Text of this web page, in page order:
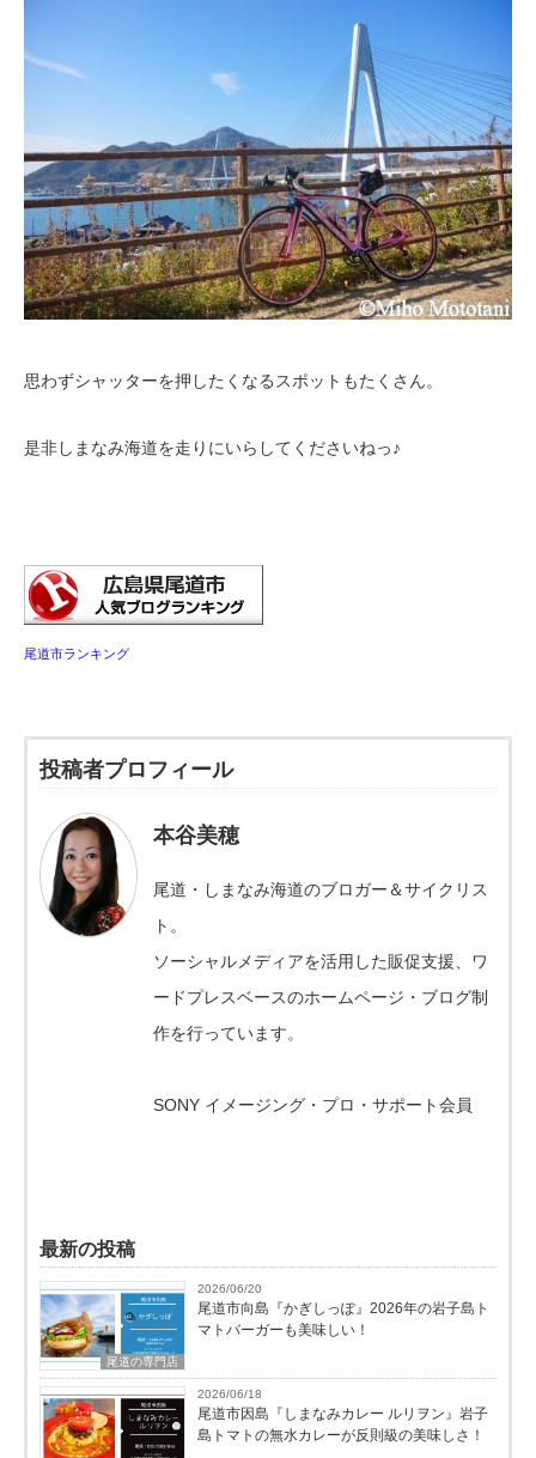
思わずシャッターを押したくなるスポットもたくさん。
是非しまなみ海道を走りにいらしてくださいねっ♪
尾道市ランキング
投稿者プロフィール
本谷美穂
尾道・しまなみ海道のブロガー＆サイクリス
ト。
ソーシャルメディアを活用した販促支援、ワ
ードプレスベースのホームページ・ブログ制
作を行っています。
SONY イメージング・プロ・サポート会員
最新の投稿
尾道の専門店
2026/06/20
尾道市向島『かぎしっぽ』2026年の岩子島ト
マトバーガーも美味しい！
2026/06/18
尾道市因島『しまなみカレー ルリヲン』岩子
島トマトの無水カレーが反則級の美味しさ！